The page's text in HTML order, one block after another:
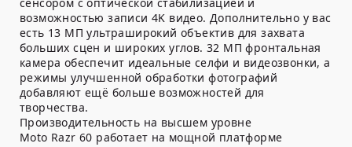
сенсором с оптической стабилизацией и
возможностью записи 4K видео. Дополнительно у вас
есть 13 МП ультраширокий объектив для захвата
больших сцен и широких углов. 32 МП фронтальная
камера обеспечит идеальные селфи и видеозвонки, а
режимы улучшенной обработки фотографий
добавляют ещё больше возможностей для
творчества.
Производительность на высшем уровне
Moto Razr 60 работает на мощной платформе